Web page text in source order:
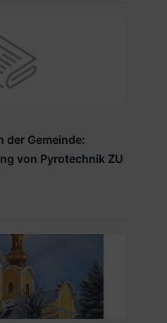
der Gemeinde:
von Pyrotechnik ZU